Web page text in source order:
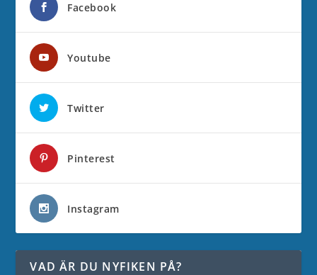
Facebook
Youtube
Twitter
Pinterest
Instagram
VAD ÄR DU NYFIKEN PÅ?